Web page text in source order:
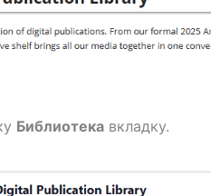
Библиотека вкладку.